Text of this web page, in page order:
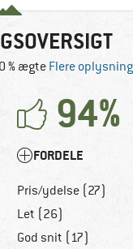
% ægte Flere
94%
FORDELE
Pris/ydelse (27)
Let (26)
God snit (17)